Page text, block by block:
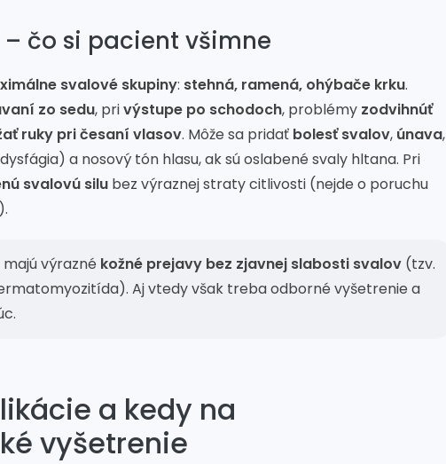
čo si pacient všimne
svalové skupiny: stehná, ramená, ohýbače krku.
zo sedu, privýstupe po schodoch, problémy zodvihnúť
ruky pri česaní vlasov. Môže sa pridať bolesť svalov, únava,
a nosový tón hlasu, ak sú oslabené svaly hltana. Pri
svalovú silu bez výraznej straty citlivosti (nejde o poruchu
).
výrazné kožné prejavy bez zjavnej slabosti svalov (tzv.
Aj vtedy však treba odborné vyšetrenie a
a kedy na
vyšetrenie